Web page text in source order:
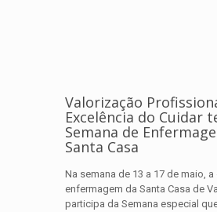
Valorização
Excelência do Cuidar
Semana de
Santa Casa
Na semana de 13 a 17 de maio,
enfermagem da Santa Casa de
participa da Semana especial